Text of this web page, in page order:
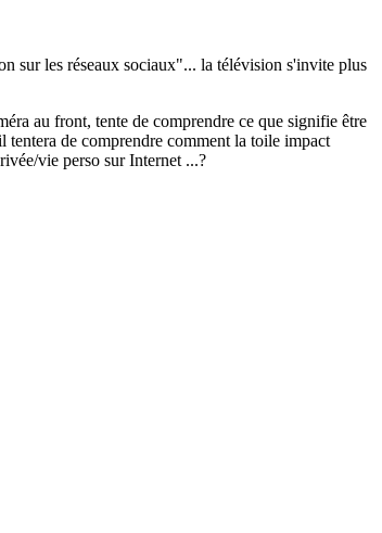
sur les réseaux sociaux"... la télévision s'invite plus
au front, tente de comprendre ce que signifie être
de comprendre comment la toile impact
vie perso sur Internet ...?